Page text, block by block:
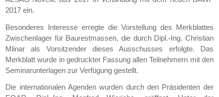
2017 ein.
Besonderes Interesse erregte die Vorstellung des Merkblattes
Zwischenlager für Baurestmassen, die durch Dipl.-Ing. Christian
Mlinar als Vorsitzender dieses Ausschusses erfolgte. Das
Merkblatt wurde in gedruckter Fassung allen Teilnehmern mit den
Seminarunterlagen zur Verfügung gestellt.
Die internationalen Agenden wurden durch den Präsidenten der